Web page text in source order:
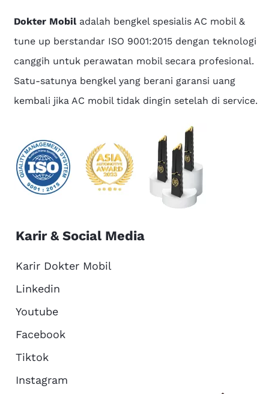
Dokter Mobiladalah bengkel spesialis AC mobil &
tune up berstandar ISO 9001:2015 dengan teknologi
canggih untuk perawatan mobil secara profesional.
Satu-satunya bengkel yang berani garansi uang
kembali jika AC mobil tidak dingin setelah di service.
Karir & Social Media
Karir Dokter Mobil
Linkedin
Youtube
Facebook
Tiktok
Instagram